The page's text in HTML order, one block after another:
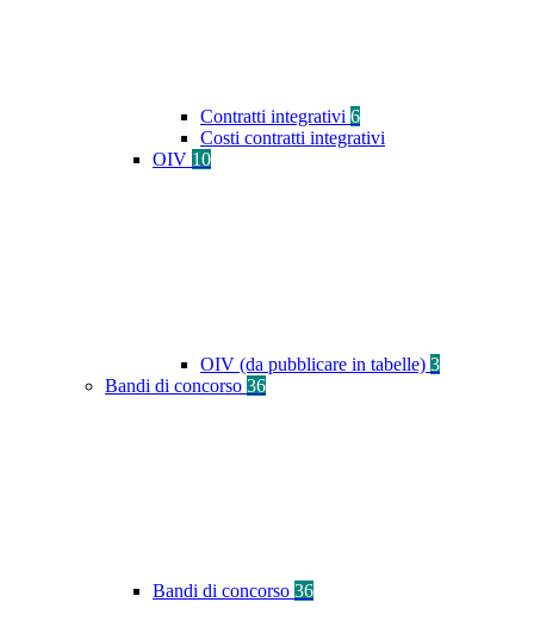
Contratti integrativi 6
Costi contratti integrativi
OIV 10
OIV (da pubblicare in tabelle) 3
Bandi di concorso 36
Bandi di concorso 36